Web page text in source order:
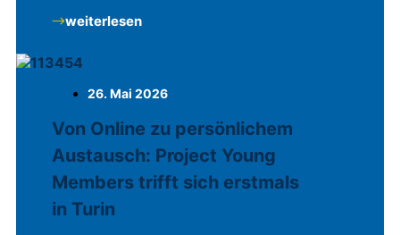
weiterlesen
26. Mai 2026
Von Online zu persönlichem
Austausch: Project Young
Members trifft sich erstmals
in Turin